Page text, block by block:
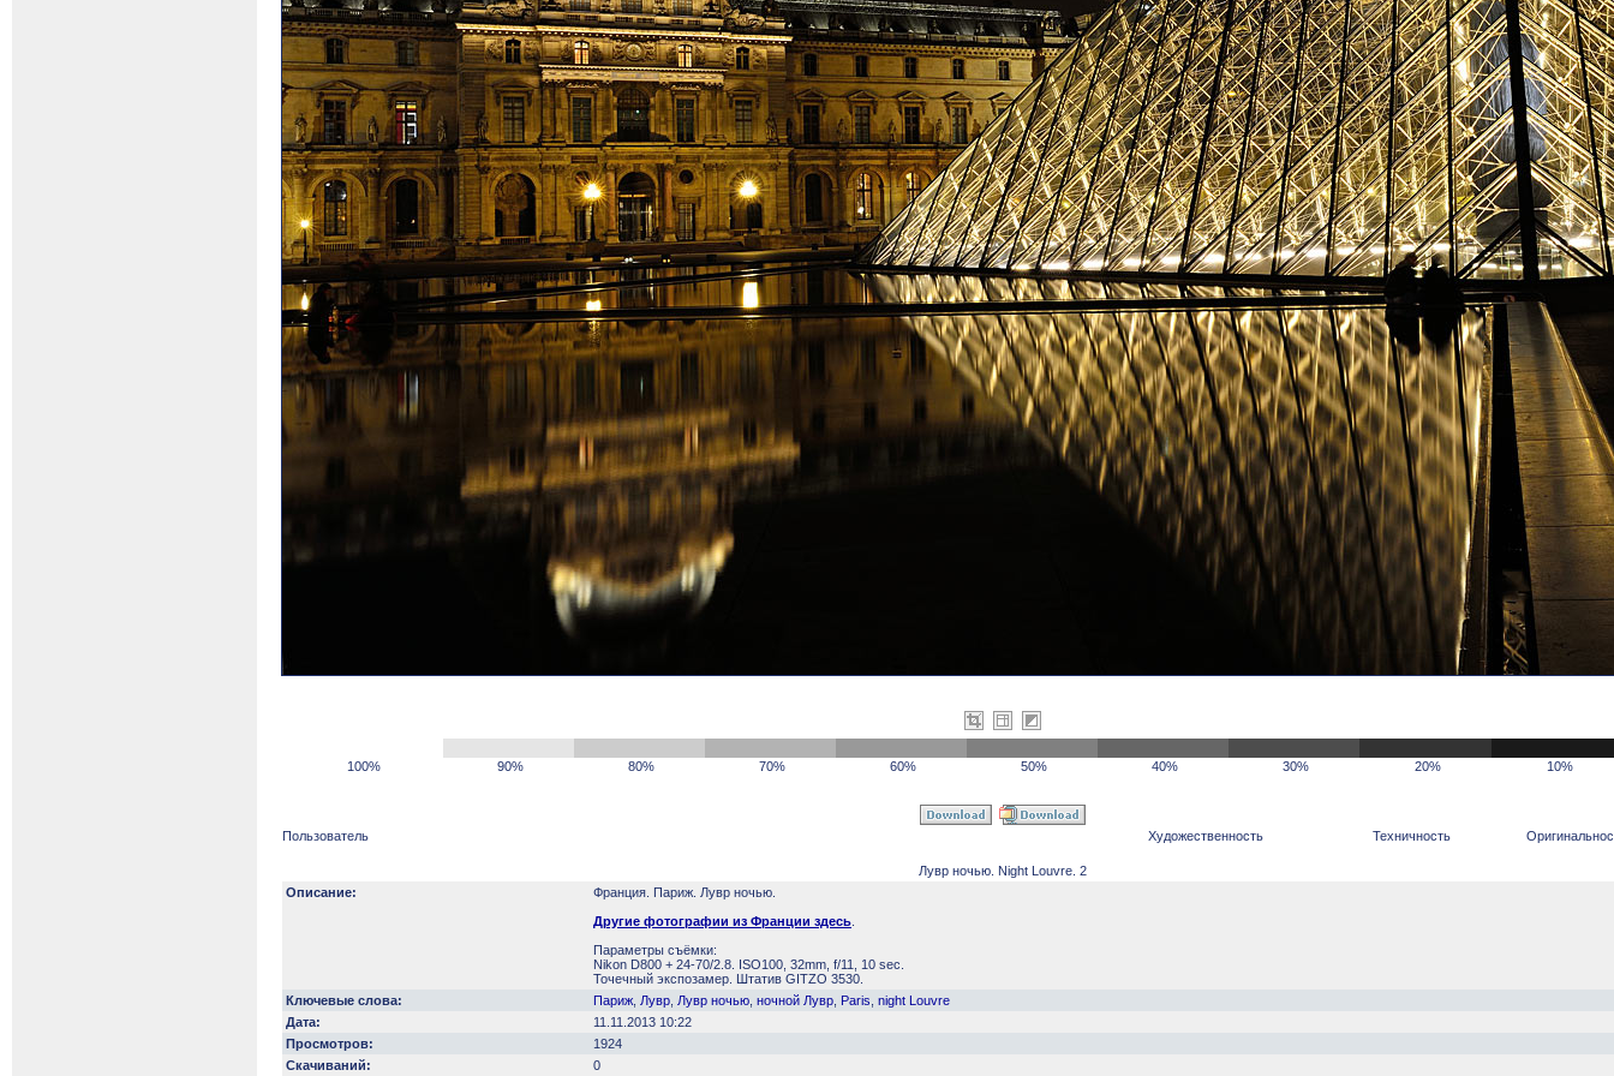
100% 90% 80% 70% 60% 50% 40% 30% 20% 10%
Пользователь Художественность Техничность
Лувр ночью. Night Louvre. 2
Описание:
Франция. Париж. Лувр ночью.
Другие фотографии из Франции здесь
Параметры съёмки:
Nikon D800 + 24-70/2.8. ISO100, 32mm, f/11, 10 sec.
Точечный экспозамер. Штатив GITZO 3530.
Ключевые слова:
Париж Лувр Лувр ночью ночной Лувр Paris night Louvre
Дата:
11.11.2013 10:22
Просмотров:
1924
Скачиваний:
0